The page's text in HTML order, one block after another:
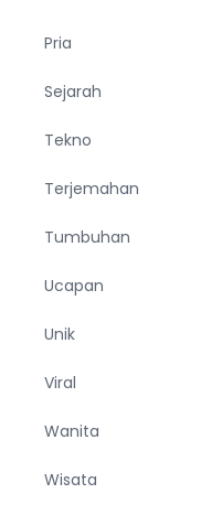
Pria
Sejarah
Tekno
Terjemahan
Tumbuhan
Ucapan
Unik
Viral
Wanita
Wisata